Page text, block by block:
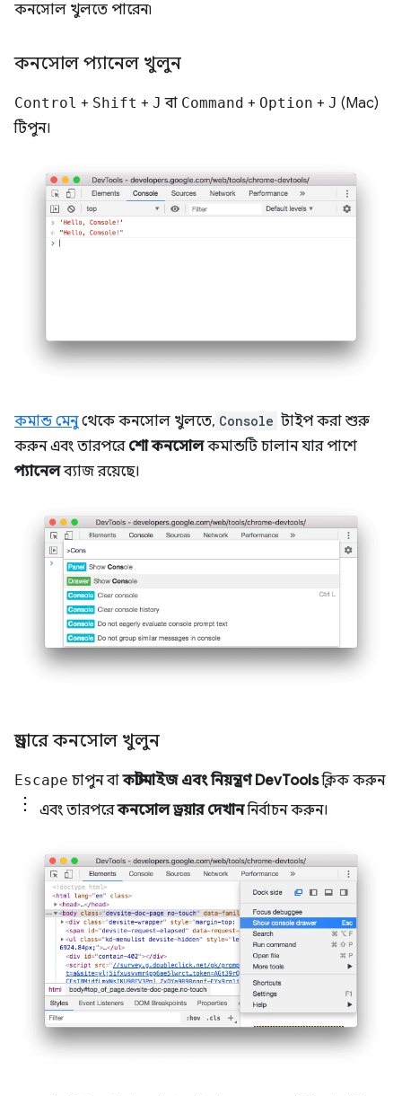
কনসোল খুলতে পারেন৷
কনসোল প্যানেল খুলুন
Control + Shift + J বা Command + Option + J (Mac)
টিপুন।
কমান্ড মেনুথেকে কনসোল খুলতে, Console টাইপ করা শুরু
করুন এবং তারপরে শো কনসোলকমান্ডটি চালান যার পাশে
প্যানেলব্যাজ রয়েছে।
ড্রয়ারে কনসোল খুলুন
Escape চাপুন বাকাস্টমাইজ এবং নিয়ন্ত্রণ DevToolsক্লিক করুন
এবং তারপরেকনসোল ড্রয়ার দেখাননির্বাচন করুন।